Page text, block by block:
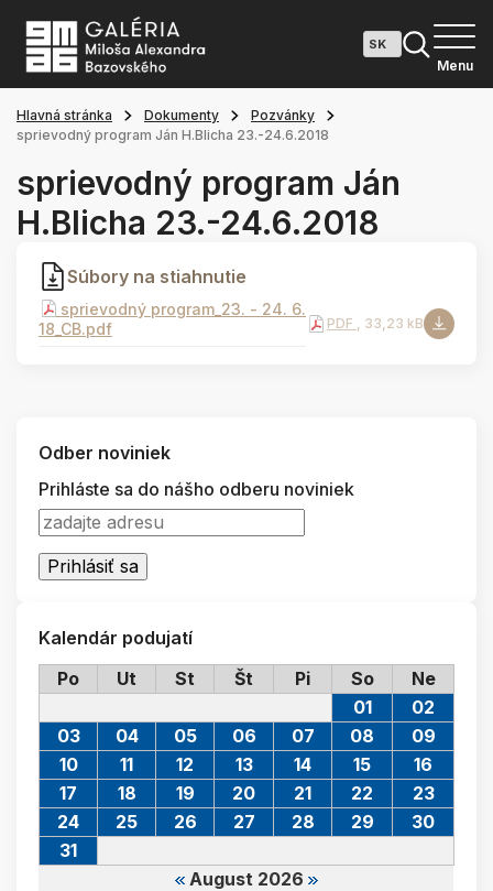
Menu
Hlavná stránka Dokumenty
Pozvánky
sprievodný program Ján H.Blicha 23.-24.6.2018
sprievodný program Ján
H.Blicha 23.-24.6.2018
Súbory na stiahnutie
sprievodný program_23. - 24. 6.
18_CB.pdf
PDF , 33,23 kB
Odber noviniek
Prihláste sa do nášho odberu noviniek
Kalendár podujatí
Po
Ut St Št Pi So Ne
August 2026
01
02
03
04 05 06 07 08
09
10
11 12 13 14 15
16
17
18 19 20 21 22
23
24
25 26 27 28 29
30
31